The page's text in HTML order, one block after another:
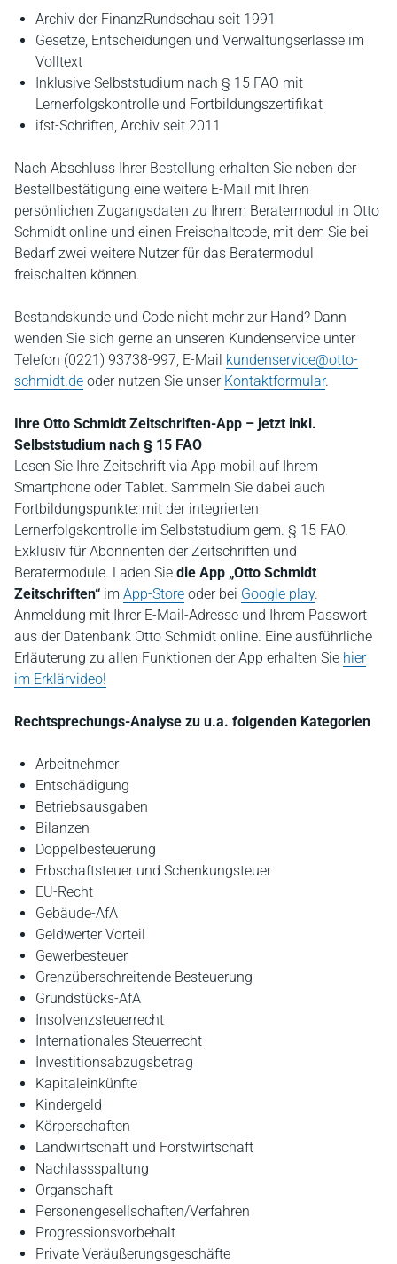
Archiv der FinanzRundschau seit 1991
Gesetze, Entscheidungen und Verwaltungserlasse im
Volltext
Inklusive Selbststudium nach § 15 FAO mit
Lernerfolgskontrolle und Fortbildungszertifikat
ifst-Schriften, Archiv seit 2011
Nach Abschluss Ihrer Bestellung erhalten Sie neben der
Bestellbestätigung eine weitere E-Mail mit Ihren
persönlichen Zugangsdaten zu Ihrem Beratermodul in Otto
Schmidt online und einen Freischaltcode, mit dem Sie bei
Bedarf zwei weitere Nutzer für das Beratermodul
freischalten können.
Bestandskunde und Code nicht mehr zur Hand? Dann
wenden Sie sich gerne an unseren Kundenservice unter
Telefon (0221) 93738-997, E-Mail kundenservice@otto-
schmidt.de oder nutzen Sie unser Kontaktformular.
Ihre Otto Schmidt Zeitschriften-App – jetzt inkl.
Selbststudium nach § 15 FAO
Lesen Sie Ihre Zeitschrift via App mobil auf Ihrem
Smartphone oder Tablet. Sammeln Sie dabei auch
Fortbildungspunkte: mit der integrierten
Lernerfolgskontrolle im Selbststudium gem. § 15 FAO.
Exklusiv für Abonnenten der Zeitschriften und
Beratermodule. Laden Sie die App „Otto Schmidt
Zeitschriften“ im App-Store oder bei Google play.
Anmeldung mit Ihrer E-Mail-Adresse und Ihrem Passwort
aus der Datenbank Otto Schmidt online. Eine ausführliche
Erläuterung zu allen Funktionen der App erhalten Sie hier
im Erklärvideo!
Rechtsprechungs-Analyse zu u.a. folgenden Kategorien
Arbeitnehmer
Entschädigung
Betriebsausgaben
Bilanzen
Doppelbesteuerung
Erbschaftsteuer und Schenkungsteuer
EU-Recht
Gebäude-AfA
Geldwerter Vorteil
Gewerbesteuer
Grenzüberschreitende Besteuerung
Grundstücks-AfA
Insolvenzsteuerrecht
Internationales Steuerrecht
Investitionsabzugsbetrag
Kapitaleinkünfte
Kindergeld
Körperschaften
Landwirtschaft und Forstwirtschaft
Nachlassspaltung
Organschaft
Personengesellschaften/Verfahren
Progressionsvorbehalt
Private Veräußerungsgeschäfte